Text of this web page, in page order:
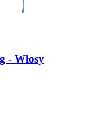
-​ Włosy